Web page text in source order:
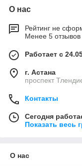
О нас
Рейтинг не
Менее 5 отзывов
Работает с
г. Астана
проспект
Контакты
Сегодня
Показать весь
О нас